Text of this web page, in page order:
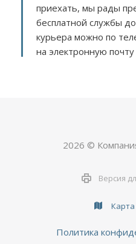
приехать, мы рады
бесплатной службы
курьера можно по
на электронную почту
2026 ©
Версия
Карта
Политика